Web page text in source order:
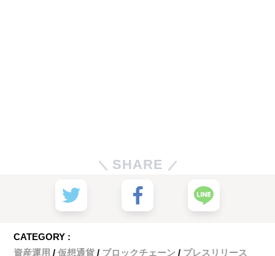
SHARE
CATEGORY :
資産運用
仮想通貨 ブロックチェーン プレスリリース